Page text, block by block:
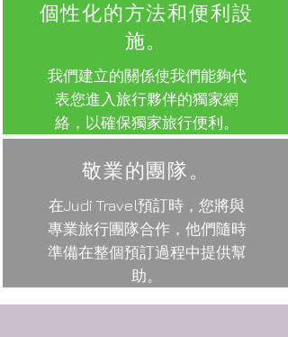
個性化的方法和便利設
施。
我們建立的關係使我們能夠代
表您進入旅行夥伴的獨家網
絡，以確保獨家旅行便利。
敬業的團隊。
在Judi Travel預訂時，您將與
專業旅行團隊合作，他們隨時
準備在整個預訂過程中提供幫
助。